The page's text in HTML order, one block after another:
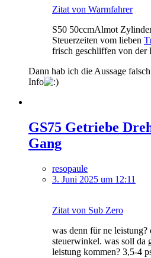
Zitat von Warmfahrer
S50 50ccmAlmot
Steuerzeiten vom lieben
frisch geschliffen von der
Dann hab ich die Aussage
Info
GS75 Getriebe
Gang
resopaule
3. Juni 2025 um 12:11
Zitat von Sub Zero
was denn für ne leistung?
steuerwinkel. was soll da
leistung kommen? 3,5-4